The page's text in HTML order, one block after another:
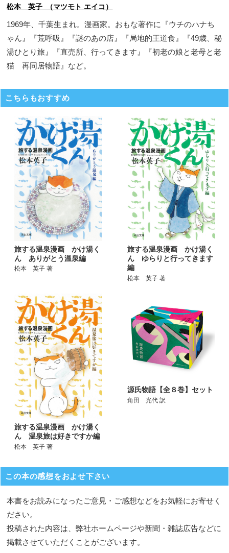
松本 英子 （マツモト エイコ）
1969年、千葉生まれ。漫画家。おもな著作に『ウチのハナち
ゃん』『荒呼吸』『謎のあの店』『局地的王道食』『49歳、秘
湯ひとり旅』『直売所、行ってきます』『初老の娘と老母と老
猫 再同居物語』など。
こちらもおすすめ
旅する温泉漫画 かけ湯く
ん ありがとう温泉編
松本 英子 著
旅する温泉漫画 かけ湯く
ん ゆらりと行ってきます
編
松本 英子 著
旅する温泉漫画 かけ湯く
ん 温泉旅は好きですか編
松本 英子 著
源氏物語【全８巻】セット
角田 光代 訳
この本の感想をおよせ下さい
本書をお読みになったご意見・ご感想などをお気軽にお寄せく
ださい。
投稿された内容は、弊社ホームページや新聞・雑誌広告などに
掲載させていただくことがございます。